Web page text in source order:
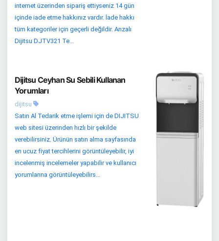
internet üzerinden sipariş ettiyseniz 14 gün
içinde iade etme hakkınız vardır. İade hakkı
tüm kategoriler için geçerli değildir. Arızalı
Dijitsu DJTV321 Te...
Dijitsu Ceyhan Su Sebili Kullanan
Yorumları
dijitsu
Satın Al Tedarik etme işlemi için de DIJITSU
web sitesi üzerinden hızlı bir şekilde
verebilirsiniz. Ürünün satın alma sayfasında
en ucuz fiyat tercihlerini görüntüleyebilir, iyi
incelenmiş incelemeler yapabilir ve kullanıcı
yorumlarına görüntüleyebilirs...